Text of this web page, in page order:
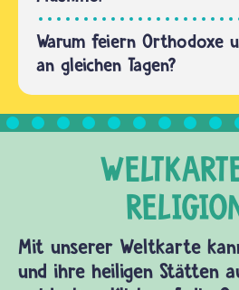
Warum feiern Orthodoxe
an gleichen Tagen?
Mit unserer Weltkarte
und ihre heiligen Stätten